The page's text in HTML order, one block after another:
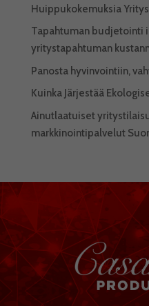
Huippukokemuksia
Tapahtuman budjetointi
yritystapahtuman
Panosta hyvinvointiin,
Kuinka Järjestää
Ainutlaatuiset
markkinointipalvelut